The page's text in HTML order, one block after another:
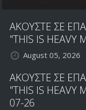
ΔΙΣΚΟ
ΑΚΟΥΣΤΕ ΣΕ
"THIS IS HEAVY
August 05, 2026
ΑΚΟΥΣΤΕ ΣΕ
"THIS IS
07-26